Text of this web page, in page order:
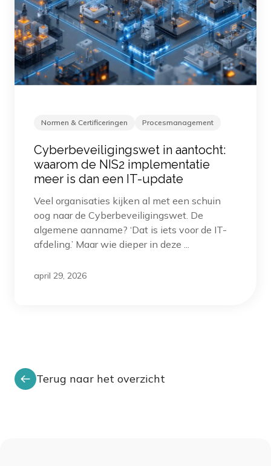
Normen & Certificeringen Procesmanagement
Cyberbeveiligingswet in aantocht:
waarom de NIS2 implementatie
meer is dan een IT-update
Veel organisaties kijken al met een schuin
oog naar de Cyberbeveiligingswet. De
algemene aanname? ‘Dat is iets voor de IT-
afdeling.’ Maar wie dieper in deze ...
april 29, 2026
Terug naar het overzicht